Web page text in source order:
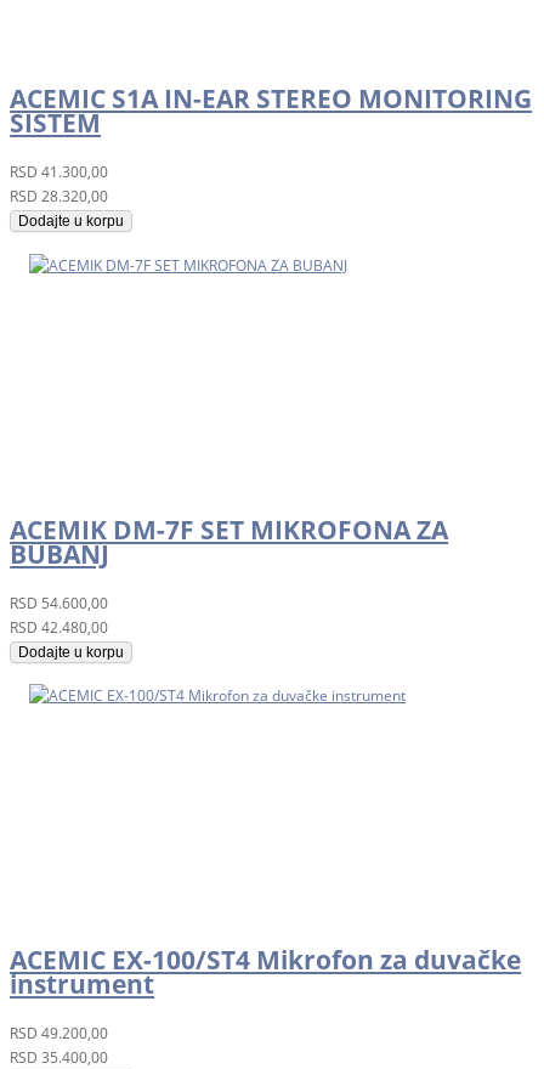
ACEMIC S1A IN-EAR STEREO MONITORING
SISTEM
RSD 41.300,00
RSD 28.320,00
Dodajte u korpu
ACEMIK DM-7F SET MIKROFONA ZA
BUBANJ
RSD 54.600,00
RSD 42.480,00
Dodajte u korpu
ACEMIC EX-100/ST4 Mikrofon za duvačke
instrument
RSD 49.200,00
RSD 35.400,00